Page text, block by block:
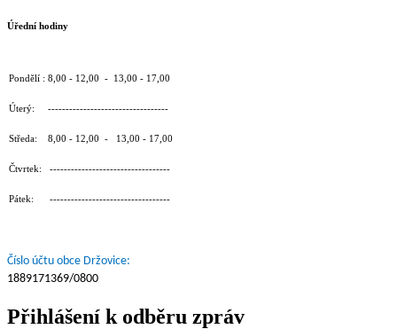
Úřední hodiny
Pondělí : 8,00 - 12,00 - 13,00 - 17,00
Úterý: ----------------------------------
Středa: 8,00 - 12,00 - 13,00 - 17,00
Čtvrtek: ----------------------------------
Pátek: ----------------------------------
Číslo účtu obce Držovice:
1889171369/0800
Přihlášení k odběru zpráv